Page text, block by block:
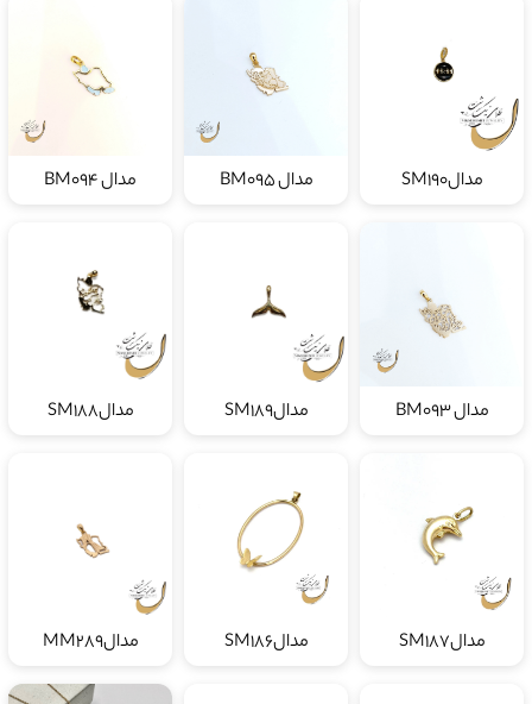
مدالSM190 مدال BM095 مدال BM094
مدال BM093 مدالSM189 مدالSM188
مدالSM187 مدالSM186 مدالMM289